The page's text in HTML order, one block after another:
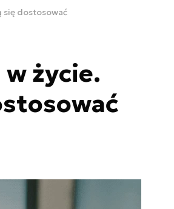
się dostosować
w życie.